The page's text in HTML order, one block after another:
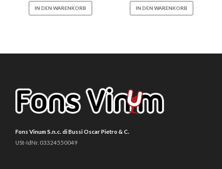
IN DEN WARENKORB IN DEN WARENKORB
Fons Vinum S.n.c. di Bussi Oscar Pietro & C.
USt-IdNr. 03324550049